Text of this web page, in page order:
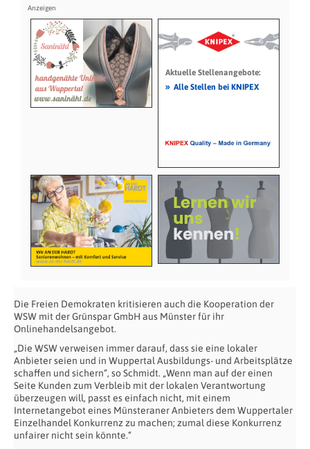
Aktuelle Stellenangebote:
» Alle Stellen bei KNIPEX
Die Freien Demokraten kritisieren auch die Kooperation der
WSW mit der Grünspar GmbH aus Münster für ihr
Onlinehandelsangebot.
„Die WSW verweisen immer darauf, dass sie eine lokaler
Anbieter seien und in Wuppertal Ausbildungs- und Arbeitsplätze
schaffen und sichern“, so Schmidt. „Wenn man auf der einen
Seite Kunden zum Verbleib mit der lokalen Verantwortung
überzeugen will, passt es einfach nicht, mit einem
Internetangebot eines Münsteraner Anbieters dem Wuppertaler
Einzelhandel Konkurrenz zu machen; zumal diese Konkurrenz
unfairer nicht sein könnte.“